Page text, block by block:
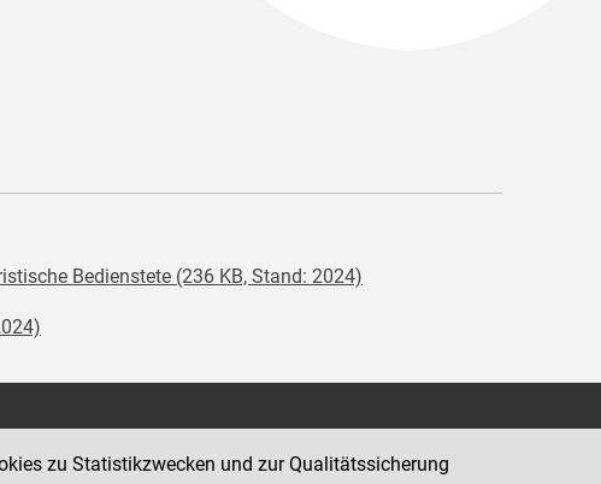
Bedienstete (236 KB, Stand: 2024)
zu Statistikzwecken und zur Qualitätssicherung